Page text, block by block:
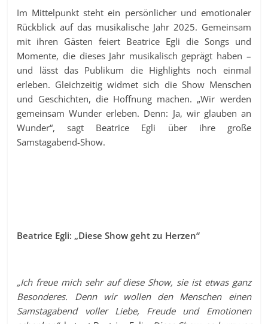
Im Mittelpunkt steht ein persönlicher und emotionaler
Rückblick auf das musikalische Jahr 2025. Gemeinsam
mit ihren Gästen feiert Beatrice Egli die Songs und
Momente, die dieses Jahr musikalisch geprägt haben –
und lässt das Publikum die Highlights noch einmal
erleben. Gleichzeitig widmet sich die Show Menschen
und Geschichten, die Hoffnung machen. „Wir werden
gemeinsam Wunder erleben. Denn: Ja, wir glauben an
Wunder“, sagt Beatrice Egli über ihre große
Samstagabend-Show.
Beatrice Egli: „Diese Show geht zu Herzen“
„Ich freue mich sehr auf diese Show, sie ist etwas ganz
Besonderes. Denn wir wollen den Menschen einen
Samstagabend voller Liebe, Freude und Emotionen